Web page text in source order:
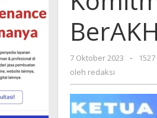
7 Oktober 2023
oleh
-
oleh redaksi